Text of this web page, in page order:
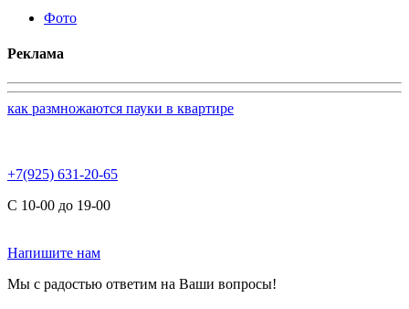
Фото
Реклама
как размножаются пауки в квартире
+7(925) 631-20-65
С 10-00 до 19-00
Напишите нам
Мы с радостью ответим на Ваши вопросы!